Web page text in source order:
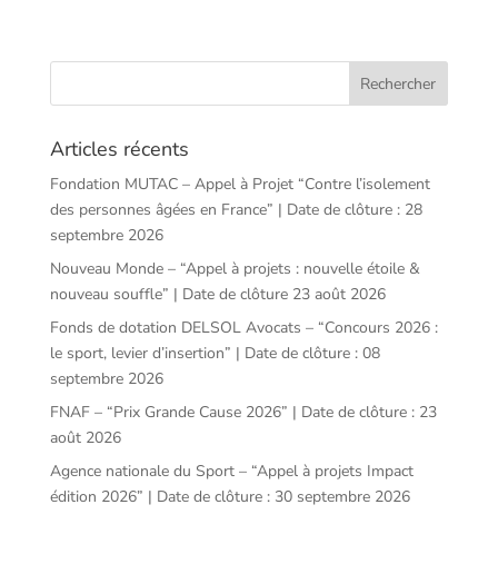
Articles récents
Fondation MUTAC – Appel à Projet “Contre l’isolement
des personnes âgées en France” | Date de clôture : 28
septembre 2026
Nouveau Monde – “Appel à projets : nouvelle étoile &
nouveau souffle” | Date de clôture 23 août 2026
Fonds de dotation DELSOL Avocats – “Concours 2026 :
le sport, levier d’insertion” | Date de clôture : 08
septembre 2026
FNAF – “Prix Grande Cause 2026” | Date de clôture : 23
août 2026
Agence nationale du Sport – “Appel à projets Impact
édition 2026” | Date de clôture : 30 septembre 2026